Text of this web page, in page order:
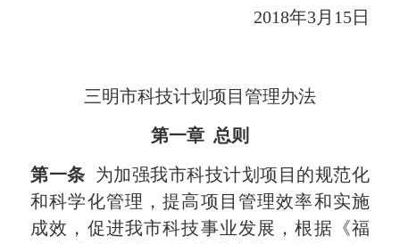
2018年3月15日
三明市科技计划项目管理办法
第一章 总则
第一条 为加强我市科技计划项目的规范化
和科学化管理，提高项目管理效率和实施
成效，促进我市科技事业发展，根据《福